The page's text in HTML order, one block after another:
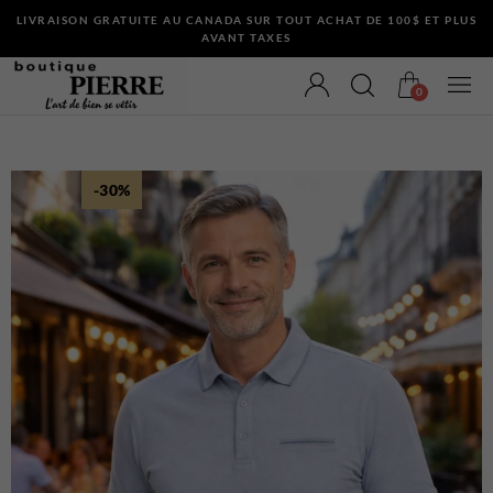
LIVRAISON GRATUITE AU CANADA SUR TOUT ACHAT DE 100$ ET PLUS
AVANT TAXES
VÊTEMENTS
Bermudas
Chandails et Cardigans
Chemises
Complets
Maillots de Bain
Manteaux
Pantalons
Sous-Vêtements
0
-30%